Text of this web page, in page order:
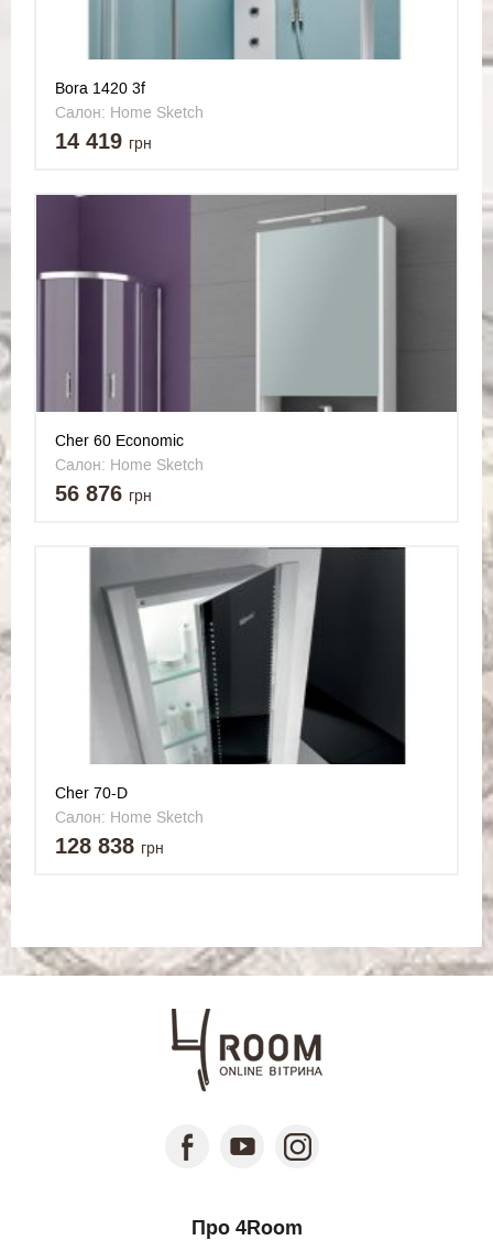
Bora 1420 3f
Салон: Home Sketch
14 419 грн
Cher 60 Economic
Салон: Home Sketch
56 876 грн
Cher 70-D
Салон: Home Sketch
128 838 грн
Про 4Room